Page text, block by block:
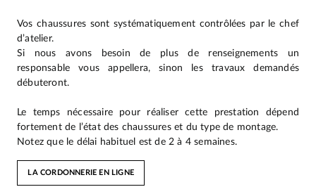
Vos chaussures sont systématiquement contrôlées par le chef
d’atelier.
Si nous avons besoin de plus de renseignements un
responsable vous appellera, sinon les travaux demandés
débuteront.
Le temps nécessaire pour réaliser cette prestation dépend
fortement de l’état des chaussures et du type de montage.
Notez que le délai habituel est de 2 à 4 semaines.
LA CORDONNERIE EN LIGNE